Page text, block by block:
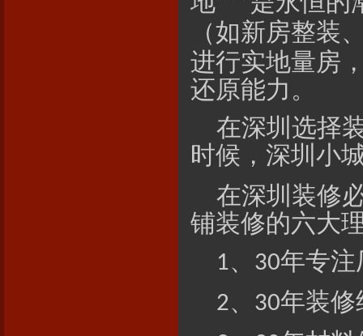
（如新房整装
进行实地量房
还原能力。
在深圳选择
时候，深圳小
在深圳装修
铺装修的六大
1、 30年专注
2、 30年装修